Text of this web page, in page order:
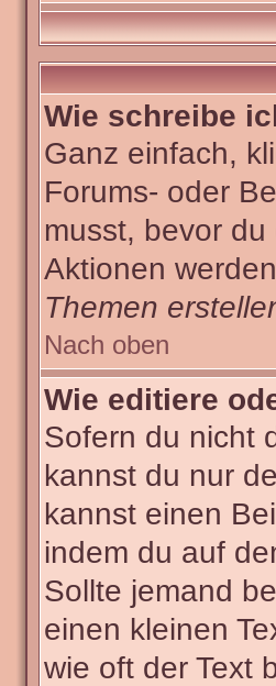
Wie schreibe
Ganz einfach,
Forums- oder
musst, bevor
Aktionen
Themen
Nach oben
Wie editiere
Sofern du nicht
kannst du nur
kannst einen
indem du auf
Sollte jemand
einen kleinen
wie oft der Text